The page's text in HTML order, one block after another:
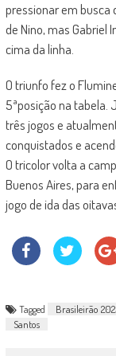
pressionar em busca
de Nino, mas Gabriel
cima da linha.
O triunfo fez o
5ªposição na tabela.
três jogos e
conquistados e
O tricolor volta a
Buenos Aires, para
jogo de ida das
Tagged Brasileirão
Santos